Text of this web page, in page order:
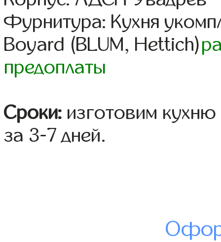
Фурнитура: Кухня
Boyard (BLUM, Hettich)
предоплаты
Сроки: изготовим
за 3-7 дней.